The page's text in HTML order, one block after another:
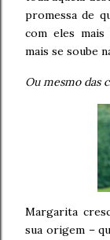
promessa de
com eles
mais se soube
Ou mesmo das
Margarita
sua origem –